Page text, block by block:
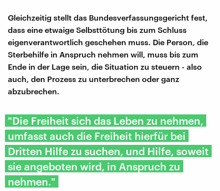
Gleichzeitig stellt das Bundesverfassungsgericht fest,
dass eine etwaige Selbsttötung bis zum Schluss
eigenverantwortlich geschehen muss. Die Person, die
Sterbehilfe in Anspruch nehmen will, muss bis zum
Ende in der Lage sein, die Situation zu steuern - also
auch, den Prozess zu unterbrechen oder ganz
abzubrechen.
"Die Freiheit sich das Leben zu nehmen,
umfasst auch die Freiheit hierfür bei
Dritten Hilfe zu suchen, und Hilfe, soweit
sie angeboten wird, in Anspruch zu
nehmen."